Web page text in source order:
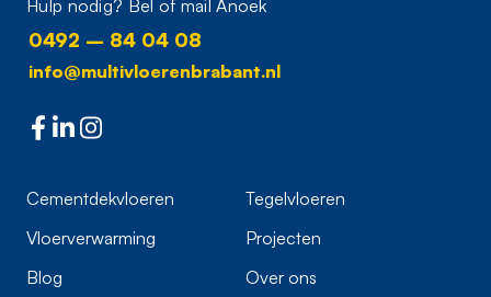
Hulp nodig? Bel of mail Anoek
0492 – 84 04 08
info@multivloerenbrabant.nl
Cementdekvloeren
Tegelvloeren
Vloerverwarming
Projecten
Blog
Over ons